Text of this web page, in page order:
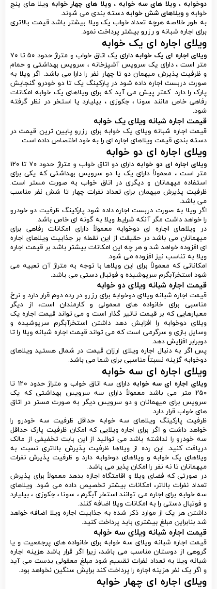
دوخوابه ، ویلا های سه خوابه ، ویلا های چهار خوابه ویلا های پنج
خوابه و ویلاهای شش خوابه دسته بندی می شوند.
به طور خلاصه هرچه تعداد خواب یک ویلا بیشتر باشد قیمت بالاتری
برای اجاره شبانه و رزرو بیشتر پرداخت نمود.
ویلای اجاره ای یک خوابه
ویلای اجاره ای یک خوابه
دارای یک اتاق خواب و متراژ حدود ۵۰ تا ۷۰
متر است ، دارای یک سرویس آشپزخانه ، سرویس بهداشتی و حمام
و ظرفیت پذیرش میهمان دو تا چهار نفر را دارا می باشد. اگر ویلا به
صورت دربست اجاره داده شود در پارکینگ یک تا دو خودرو گنجایش
پارک را دارد. کمتر پیش می آید که برای ویلاهای یک خوابه امکانات
رفاهی خاص مانند سونا ، جکوزی ، بیلیارد یا استخر در نظر گرفته
شود.
قیمت اجاره شبانه ویلای یک خوابه
قیمت اجاره شبانه ویلای یک خوابه برای رزرو پایین ترین قیمت در
دسته بندی قیمت ویلاهای اجاره ای را به خود اختصاص داده است.
ویلای اجاره ای دو خوابه
ویلای اجاره ای دو خوابه
دارای دو اتاق خواب و متراژ حدود ۷۰ تا ۱۲۰
متر است ، معمولاً دارای یک یا دو سرویس بهداشتی که یکی برای
استفاده میهمانان و دیگری در اتاق خواب به صورت مستر است.
ظرفیت پذیرش میهمان برای تعداد نفرات چهار تا شش نفر مناسب
می باشد.
اگر ویلا به صورت دربست اجاره داده شود پارکینگ ظرفیت دو خودرو
را خواهد داشت مگر آنکه شرایط ویلا به گونه ای خاص باشد.
در ویلاهای اجاره ای دوخوابه معمولاً دارای امکانات رفاهی برای
میهمانان می باشد در حقیقت از این نقطه بر جذابیت ویلاهای اجاره
ای افزوده خواهد شد و هر چه این امکانات بیشتر باشد بر قیمت اجاره
ویلا به تناسب نیز افزوده می شود.
امکاناتی که معمولاً برای این ویلاها با توجه به متراژ آن تعبیه می
شود استخرآبگرم سرپوشیده و فوتبال دستی می باشد.
قیمت اجاره شبانه ویلای دو خوابه
قیمت اجاره شبانه ویلای دوخوابه برای رزرو در رده دوم قرار دارد و نرخ
مناسبی برای خانواده های معمولی و کارمندان است، از دیگر
معیارهایی که بر قیمت تاثیر گذار است و می تواند قیمت اجاره یک
ویلای دوخوابه را افزایش دهد داشتن استخرآبگرم سرپوشیده و
وسایل بازی و سرگرمی است که می تواند قیمت اجاره شبانه ویلا را تا
دوبرابر افزایش دهد.
پس اگر به دنبال اجاره ویلای ارزان قیمت در شمال هستید ویلاهای
دوخوابه گزینه نسبتاً مناسبی برای شما می باشد.
ویلای اجاره ای سه خوابه
ویلای اجاره ای سه خوابه
دارای سه اتاق خواب و متراژ حدود ۱۲۰ تا
۲۵۰ متر می باشد معمولاً دارای سه سرویس بهداشتی که یک
سرویس برای میهمانان و دو سرویس دیگر به صورت مستر در اتاق
های خواب قرار دارد.
ظرفیت پارکینگ ویلاهای سه خوابه حداقل ظرفیت سه خودرو را
خواهد داشت و اگر برای اجاره ویلایی که امکان ظرفیت پارک حداقل
سه خودرو را نداشته باشد می توانید از این بابت تخفیفی از مالک
دریافت کنید. این رده از ویلاها ظرفیت پذیرش بالاتری نسبت به
ویلاهای یک خوابه و ویلاهای دوخوابه دارد و ظرفیت پذیرش نفرات
میهمانان تا نه نفر را امکان پذیر می باشد.
در صورتی که فضای ویلا و اقامتگاه اجازه بدهد معمولاً برای پذیرش
تعداد نفرات بالاتر، امکانات بیشتر تخصیص داده می شود. ویلاهای
سه خوابه برای اجاره می توانند استخر آبگرم ، سونا ، جکوزی ، بیلیارد
و فوتبال دستی را به امکانات ویلا اضافه کنند.
داشتن هر یک از موارد ذکر شده به جذابیت اجاره ویلا اضافه خواهد
شد بنابراین مبلغ بیشتری باید پرداخت کنید.
قیمت اجاره شبانه ویلای سه خوابه
قیمت اجاره شبانه ویلای سه خوابه برای خانواده های پرجمعیت و یا
گروهی از دوستان مناسب می باشد، زیرا اگر قرار باشد هزینه اجاره
شبانه ویلا به تعداد نفرات تقسیم شود مبلغ معقولی بدست می آید
و اگر یک نفر هزینه اجاره را پرداخت کند برایش سنگین نخواهد بود.
ویلای اجاره ای چهار خوابه